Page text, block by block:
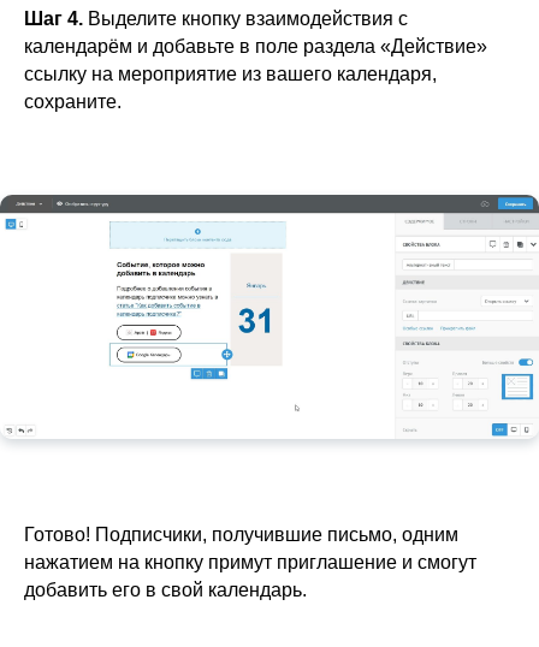
Шаг 4. Выделите кнопку взаимодействия с
календарём и добавьте в поле раздела «Действие»
ссылку на мероприятие из вашего календаря,
сохраните.
Готово! Подписчики, получившие письмо, одним
нажатием на кнопку примут приглашение и смогут
добавить его в свой календарь.